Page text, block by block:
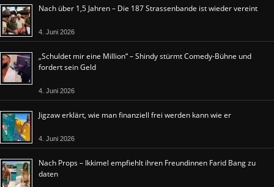
Nach über 1,5 Jahren – Die 187 Strassenbande ist wieder vereint
4. Juni 2026
„Schuldet mir eine Million“ – Shindy stürmt Comedy-Bühne und
fordert sein Geld
4. Juni 2026
Jigzaw erklärt, wie man finanziell frei werden kann wie er
4. Juni 2026
Nach Props – Ikkimel empfiehlt ihren Freundinnen Farid Bang zu
daten